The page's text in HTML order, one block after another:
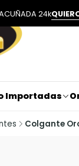
Importadas
24k
Colgante